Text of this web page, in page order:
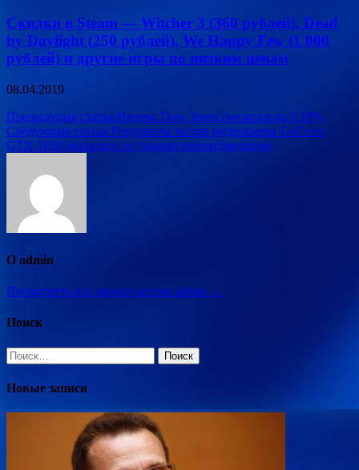
Скидки в Steam — Witcher 3 (360 рублей), Dead
by Daylight (250 рублей), We Happy Few (1 000
рублей) и другие игры по низким ценам
08.04.2019
Навигация
по
Предыдущая статья Индекс Dow Jones снизился на 1,18%
Следующая статья Результаты тестов видеокарты GeForce
GTX 1650 оказались не такими впечатляющими
О admin
Посмотреть все записи автора admin →
Поиск
Найти:
Новые записи